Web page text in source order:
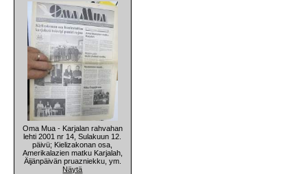
Oma Mua - Karjalan rahvahan
lehti 2001 nr 14, Sulakuun 12.
päivü; Kielizakonan osa,
Amerikalazien matku Karjalah,
Äijänpäivän pruazniekku, ym.
Näytä